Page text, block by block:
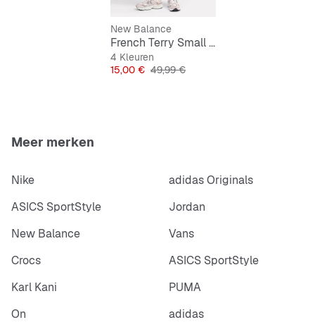
New Balance
French Terry Small Logo Jogger
4 Kleuren
Prijs
15,00 € Originele Prijs
49,99 €
Meer merken
Nike
adidas Originals
ASICS SportStyle
Jordan
New Balance
Vans
Crocs
ASICS SportStyle
Karl Kani
PUMA
On
adidas